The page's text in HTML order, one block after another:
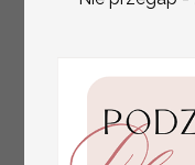
winietkach ślubnych